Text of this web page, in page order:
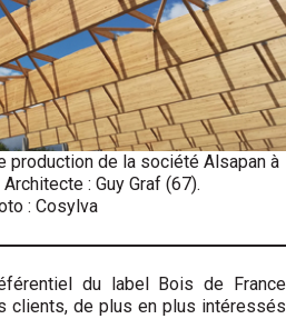
production de la société Alsapan à
: Guy Graf (67).
: Cosylva
du label Bois de France
clients, de plus en plus intéressés